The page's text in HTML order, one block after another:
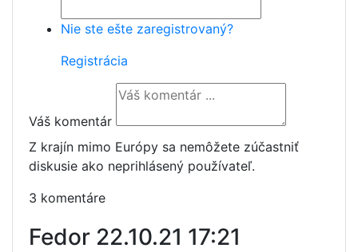
Nie ste ešte zaregistrovaný?
Registrácia
Váš komentár
Z krajín mimo Európy sa nemôžete zúčastniť
diskusie ako neprihlásený používateľ.
3 komentáre
Fedor 22.10.21 17:21